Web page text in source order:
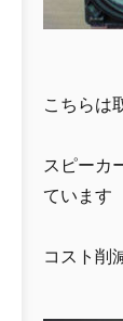
こちらは
スピーカ
ています
コスト削